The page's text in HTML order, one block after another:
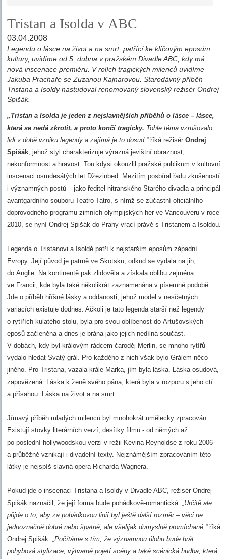
Tristan a Isolda v ABC
03.04.2008
Legendu o lásce na život a na smrt, patřící ke klíčovým eposům
kultury, uvidíme od 5. dubna v pražském Divadle ABC, kdy má
nová inscenace premiéru. V rolích tragických milenců uvidíme
Jakuba Prachaře se Zuzanou Kajnarovou. Starodávný příběh
Tristana a Isoldy nastudoval renomovaný slovenský režisér Ondrej
Spišák.
„Tristan a Isolda je jeden z nejslavnějších příběhů o lásce – lásce,
která se nedá zkrotit, a proto končí tragicky. Tohle téma vzrušovalo
lidi v době vzniku legendy a zajímá je to dosud,“říká režisérOndrej
Spišák, jehož styl charakterizuje výrazná jevištní obraznost,
nekonformnost a hravost. Tou kdysi okouzlil pražské publikum v kultovní
inscenaci osmdesátých let Džezinbed. Mezitím posbíral řadu zkušeností
i významných postů – jako ředitel nitranského Starého divadla a principál
avantgardního souboru Teatro Tatro, s nímž se zúčastní oficiálního
doprovodného programu zimních olympijských her ve Vancouveru v roce
2010, se nyní Ondrej Spišák do Prahy vrací právě s Tristanem a Isoldou.
Legenda o Tristanovi a Isoldě patří k nejstarším eposům západní
Evropy. Její původ je patrně ve Skotsku, odkud se vydala na jih,
do Anglie. Na kontinentě pak zlidověla a získala oblibu zejména
ve Francii, kde byla také několikrát zaznamenána v písemné podobě.
Jde o příběh hříšné lásky a oddanosti, jehož model v nesčetných
variacích existuje dodnes. Ačkoli je tato legenda starší než legendy
o rytířích kulatého stolu, byla pro svou oblíbenost do Artušovských
eposů začleněna a dnes je brána jako jejich nedílná součást.
V dobách, kdy byl královým rádcem čaroděj Merlin, se mnoho rytířů
vydalo hledat Svatý grál. Pro každého z nich však bylo Grálem něco
jiného. Pro Tristana, vazala krále Marka, jím byla láska. Láska osudová,
zapovězená. Láska k ženě svého pána, která byla v rozporu s jeho ctí
a přísahou. Láska na život a na smrt…
Jímavý příběh mladých milenců byl mnohokrát umělecky zpracován.
Existují stovky literárních verzí, desítky filmů - od němých až
po poslední hollywoodskou verzi v režii Kevina Reynoldse z roku 2006 -
a průběžně vznikají i divadelní texty. Nejznámějším zpracováním této
látky je nejspíš slavná opera Richarda Wagnera.
Pokud jde o inscenaci Tristana a Isoldy v Divadle ABC, režisér Ondrej
Spišák naznačil, že její forma bude pohádkově-romantická.„Určitě ale
půjde o to, aby za pohádkovou linií byl ještě další rozměr – věci ne
jednoznačně dobré nebo špatné, ale všelijak důmyslně promíchané,“říká
Ondrej Spišák.„Počítáme s tím, že významnou úlohu bude hrát
pohybová stylizace, výtvarné pojetí scény a také scénická hudba, která